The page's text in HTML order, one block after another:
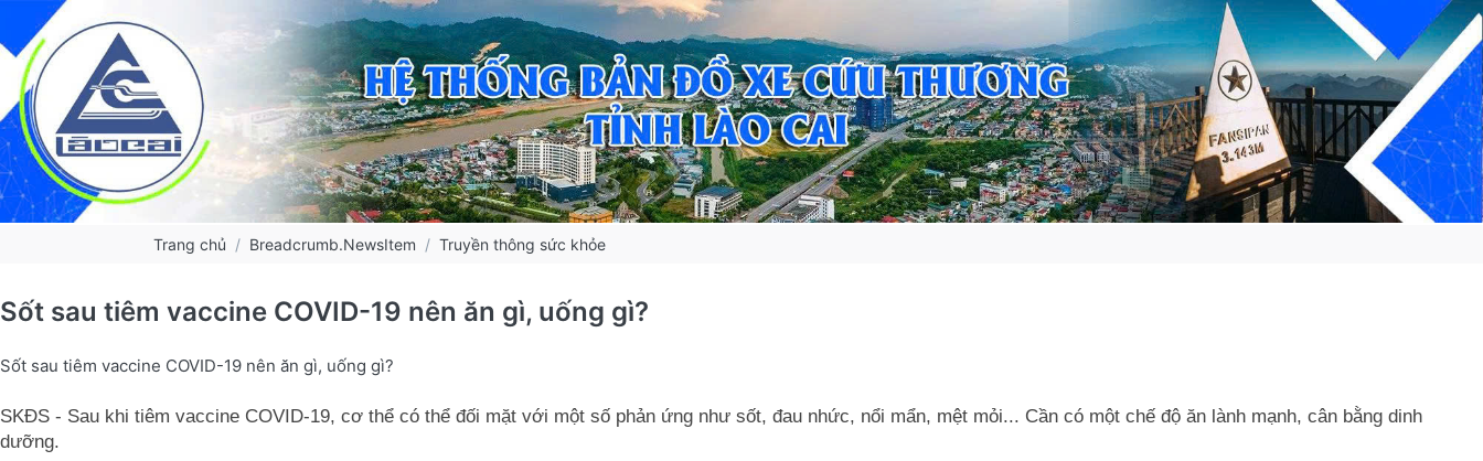
Trang chủ Breadcrumb.NewsItem Truyền thông sức khỏe
Sốt sau tiêm vaccine COVID-19 nên ăn gì, uống gì?
Sốt sau tiêm vaccine COVID-19 nên ăn gì, uống gì?
SKĐS - Sau khi tiêm vaccine COVID-19, cơ thể có thể đối mặt với một số phản ứng như sốt, đau nhức, nổi mẩn, mệt mỏi... Cần có một chế độ ăn lành mạnh, cân bằng dinh
dưỡng.